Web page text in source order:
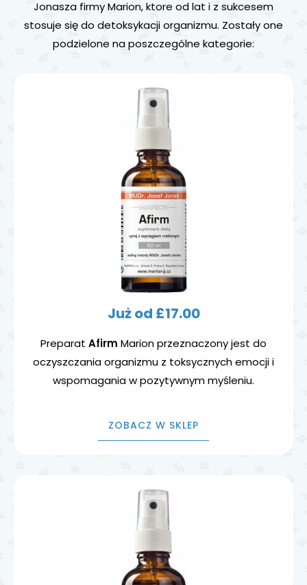
Jonasza firmy Marion, ktore od lat i z sukcesem
stosuje się do detoksykacji organizmu. Zostały one
podzielone na poszczególne kategorie:
Już od £17.00
Preparat Afirm Marion przeznaczony jest do
oczyszczania organizmu z toksycznych emocji i
wspomagania w pozytywnym myśleniu.
ZOBACZ W SKLEP